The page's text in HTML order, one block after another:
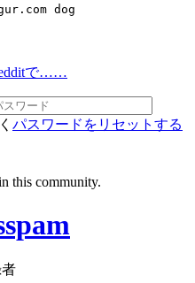
dog
で……
パスワードをリセットする
this community.